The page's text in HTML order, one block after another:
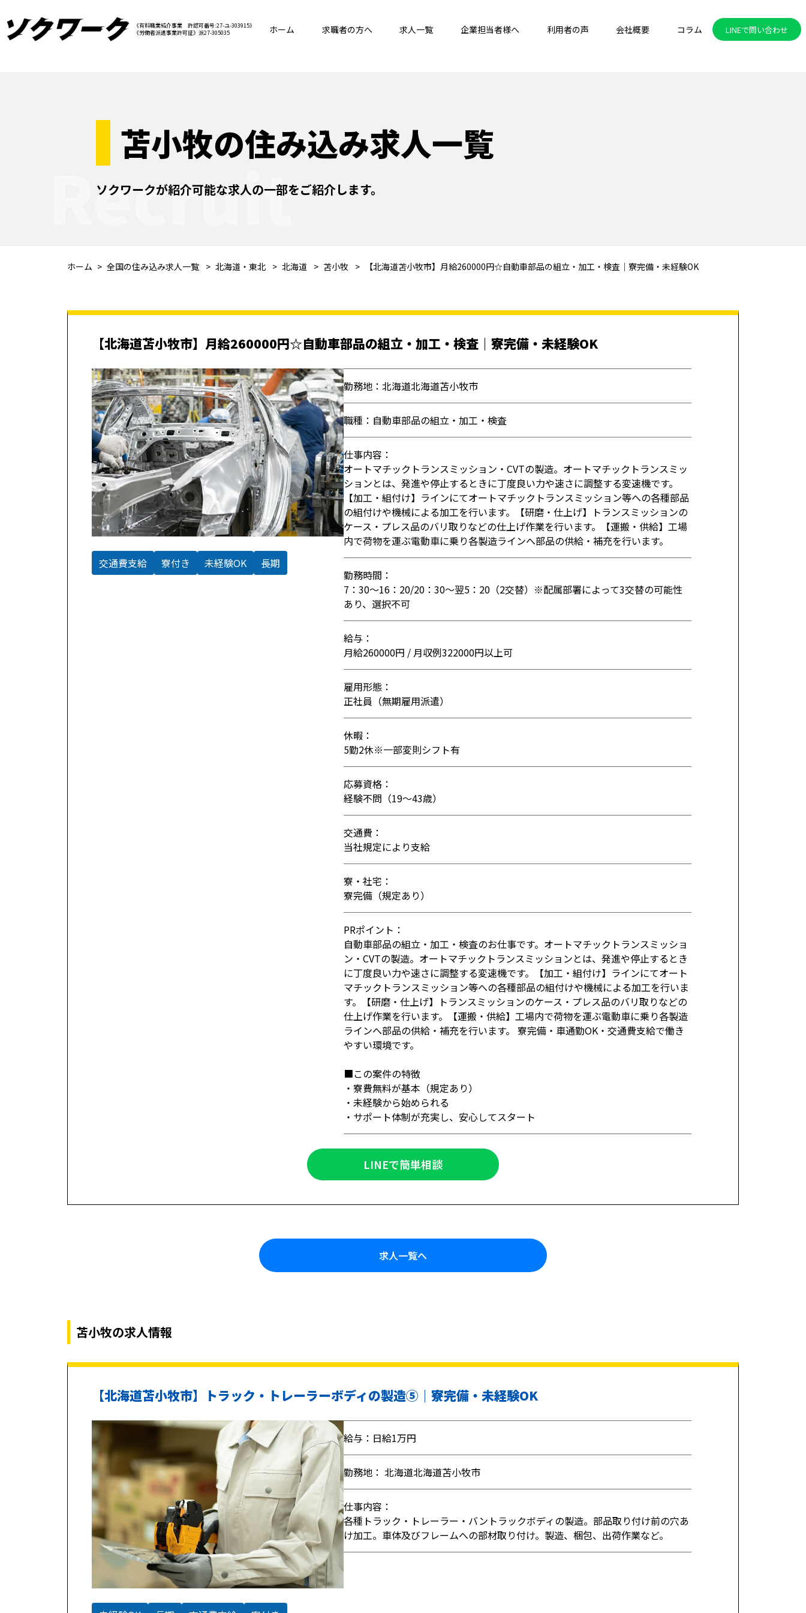
《有料職業紹介事業 許認可番号:27-ユ-303915》
《労働者派遣事業許可証》派27-305035
ホーム 求職者の方へ 求人一覧 企業担当者様へ 利用者の声 会社概要 コラム LINEで問い合わせ
苫小牧の住み込み求人一覧
ソクワークが紹介可能な求人の一部をご紹介します。
Recruit
ホーム 全国の住み込み求人一覧 北海道・東北 北海道 苫小牧 【北海道苫小牧市】月給260000円☆自動車部品の組立・加工・検査｜寮完備・未経験OK
【北海道苫小牧市】月給260000円☆自動車部品の組立・加工・検査｜寮完備・未経験OK
交通費支給 寮付き 未経験OK 長期
勤務地：北海道北海道苫小牧市
職種：自動車部品の組立・加工・検査
仕事内容：
オートマチックトランスミッション・CVTの製造。オートマチックトランスミッ
ションとは、発進や停止するときに丁度良い力や速さに調整する変速機です。
【加工・組付け】ラインにてオートマチックトランスミッション等への各種部品
の組付けや機械による加工を行います。【研磨・仕上げ】トランスミッションの
ケース・プレス品のバリ取りなどの仕上げ作業を行います。【運搬・供給】工場
内で荷物を運ぶ電動車に乗り各製造ラインへ部品の供給・補充を行います。
勤務時間：
7：30～16：20/20：30～翌5：20（2交替）※配属部署によって3交替の可能性
あり、選択不可
給与：
月給260000円 / 月収例322000円以上可
雇用形態：
正社員（無期雇用派遣）
休暇：
5勤2休※一部変則シフト有
応募資格：
経験不問（19〜43歳）
交通費：
当社規定により支給
寮・社宅：
寮完備（規定あり）
PRポイント：
自動車部品の組立・加工・検査のお仕事です。オートマチックトランスミッショ
ン・CVTの製造。オートマチックトランスミッションとは、発進や停止するとき
に丁度良い力や速さに調整する変速機です。【加工・組付け】ラインにてオート
マチックトランスミッション等への各種部品の組付けや機械による加工を行いま
す。【研磨・仕上げ】トランスミッションのケース・プレス品のバリ取りなどの
仕上げ作業を行います。【運搬・供給】工場内で荷物を運ぶ電動車に乗り各製造
ラインへ部品の供給・補充を行います。 寮完備・車通勤OK・交通費支給で働き
やすい環境です。
■この案件の特徴
・寮費無料が基本（規定あり）
・未経験から始められる
・サポート体制が充実し、安心してスタート
LINEで簡単相談
求人一覧へ
苫小牧の求人情報
【北海道苫小牧市】トラック・トレーラーボディの製造⑤｜寮完備・未経験OK
給与：日給1万円
勤務地： 北海道北海道苫小牧市
仕事内容：
各種トラック・トレーラー・バントラックボディの製造。部品取り付け前の穴あ
け加工。車体及びフレームへの部材取り付け。製造、梱包、出荷作業など。